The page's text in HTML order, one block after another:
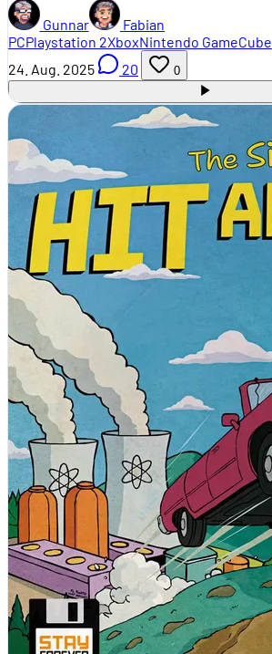
Gunnar
Fabian
PCPlaystation 2XboxNintendo GameCube
24. Aug. 2025
20 0